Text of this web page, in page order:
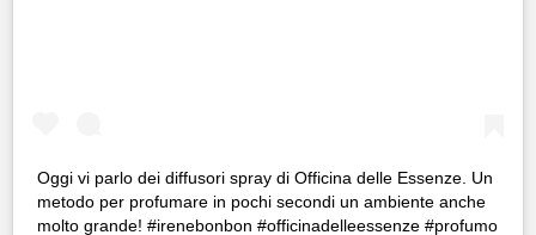
Oggi vi parlo dei diffusori spray di Officina delle Essenze. Un
metodo per profumare in pochi secondi un ambiente anche
molto grande! #irenebonbon #officinadelleessenze #profumo